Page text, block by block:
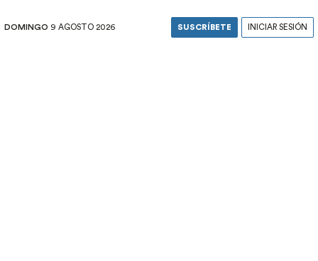
DOMINGO 9 AGOSTO 2026 SUSCRÍBETE INICIAR SESIÓN